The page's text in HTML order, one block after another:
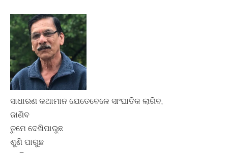
ସାଧାରଣ କଥାମାନ ଯେତେବେଳେ ସାଂଘାତିକ ଲାଗିବ,
ଜାଣିବ
ତୁମେ ଦେଖିପାରୁଛ
ଶୁଣି ପାରୁଛ